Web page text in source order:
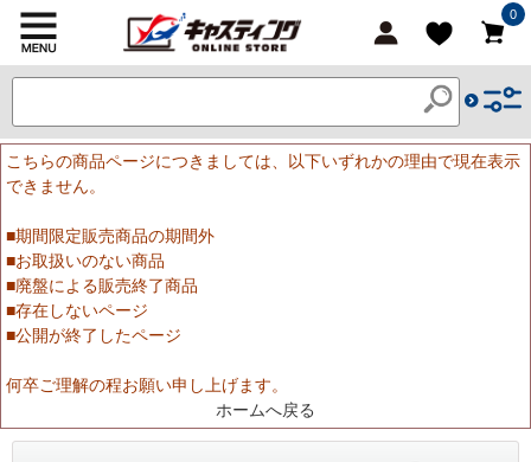
0
こちらの商品ページにつきましては、以下いずれかの理由で現在表示
できません。
■期間限定販売商品の期間外
■お取扱いのない商品
■廃盤による販売終了商品
■存在しないページ
■公開が終了したページ
何卒ご理解の程お願い申し上げます。
ホームへ戻る